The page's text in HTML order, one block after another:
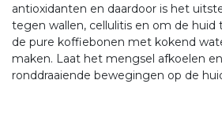
antioxidanten en daardoor is het
tegen wallen, cellulitis en om de
de pure koffiebonen met kokend
maken. Laat het mengsel afkoelen
ronddraaiende bewegingen op de